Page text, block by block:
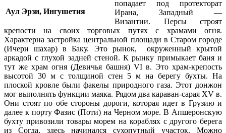
Аул Эрзи, Ингушетия
попадает под протекторат
Ирана, Западный —
Византии. Персы строят
крепости на своих торговых путях с храмами огня.
Характерна застройка центральной площади в Старом городе
(Ичери шахар) в Баку. Это рынок, окруженный крытой
аркадой с глухой задней стеной. К рынку примыкает баня и
тут же храм огня (Девичья башня) VI в. Это храм-крепость
высотой 30 м с толщиной стен 5 м на берегу бухты. На
плоской кровле были факелы природного газа. Этот донжон
мог выполнять функции маяка. Рядом два караван-сарая XV в.
Они стоят по обе стороны дороги, которая идет в Грузию и
далее к порту Фазис (Поти) на Черном море. В Апшеронскую
бухту привозили товары морем на кораблях с другого берега
из Согда, здесь начинался сухопутный участок. Можно